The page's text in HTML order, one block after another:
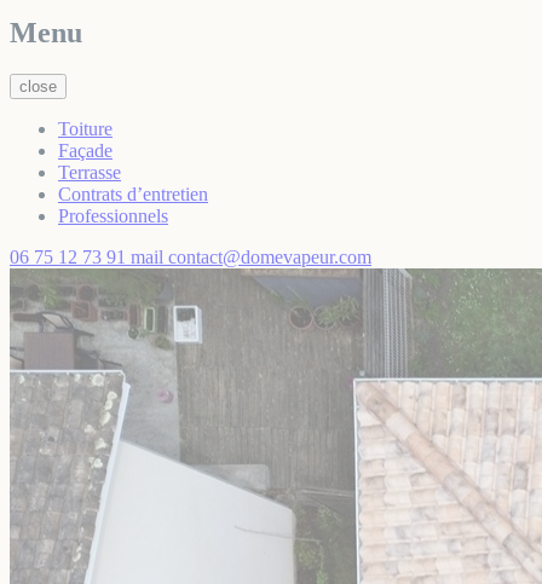
Menu
close
Toiture
Façade
Terrasse
Contrats d’entretien
Professionnels
06 75 12 73 91 mail contact@domevapeur.com